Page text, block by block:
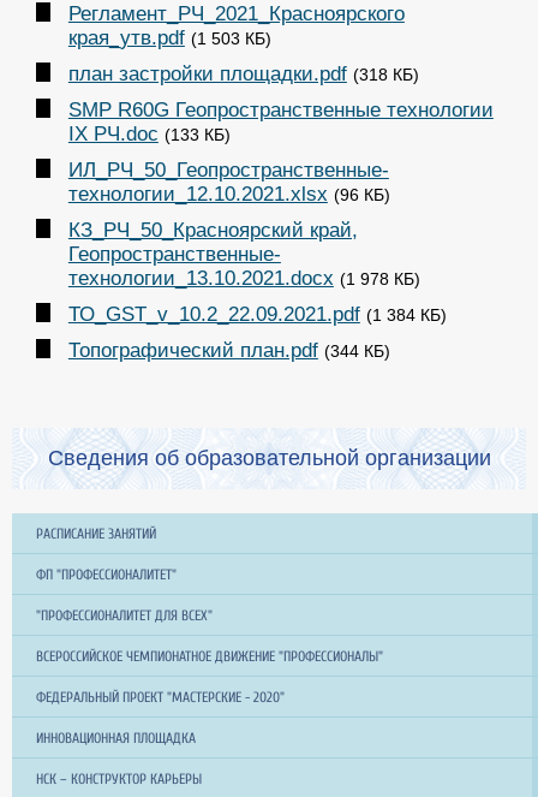
Регламент_РЧ_2021_Красноярского
края_утв.pdf (1 503 КБ)
план застройки площадки.pdf (318 КБ)
SMP R60G Геопространственные технологии
IX РЧ.doc (133 КБ)
ИЛ_РЧ_50_Геопространственные-
технологии_12.10.2021.xlsx (96 КБ)
КЗ_РЧ_50_Красноярский край,
Геопространственные-
технологии_13.10.2021.docx (1 978 КБ)
ТО_GST_v_10.2_22.09.2021.pdf (1 384 КБ)
Топографический план.pdf (344 КБ)
Сведения об образовательной организации
РАСПИСАНИЕ ЗАНЯТИЙ
ФП "ПРОФЕССИОНАЛИТЕТ"
"ПРОФЕССИОНАЛИТЕТ ДЛЯ ВСЕХ"
ВСЕРОССИЙСКОЕ ЧЕМПИОНАТНОЕ ДВИЖЕНИЕ "ПРОФЕССИОНАЛЫ"
ФЕДЕРАЛЬНЫЙ ПРОЕКТ "МАСТЕРСКИЕ - 2020"
ИННОВАЦИОННАЯ ПЛОЩАДКА
НСК – КОНСТРУКТОР КАРЬЕРЫ